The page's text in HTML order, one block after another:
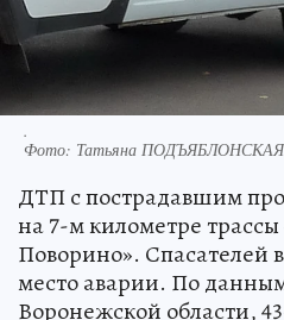
.
Фото: Татьяна
ДТП с пострадавшим
на 7-м километре
Поворино». Спасателей
место аварии. По
Воронежской области,